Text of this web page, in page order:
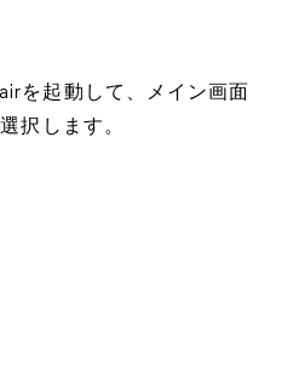
を起動して、メイン画面
択します。